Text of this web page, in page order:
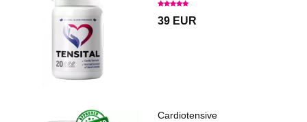
39 EUR
Cardiotensive